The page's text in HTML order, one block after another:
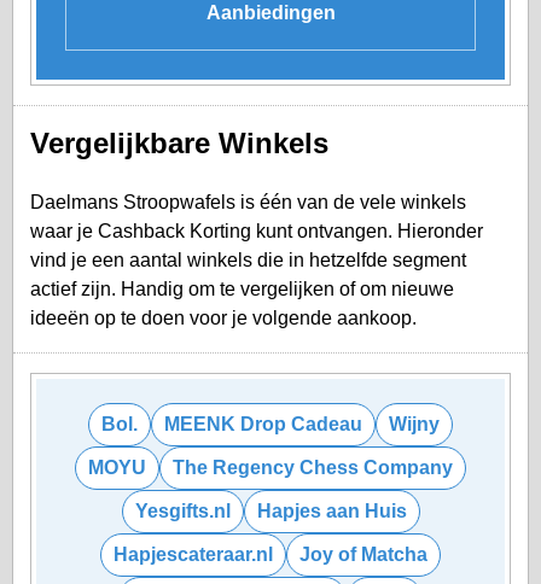
Aanbiedingen
Vergelijkbare Winkels
Daelmans Stroopwafels is één van de vele winkels
waar je Cashback Korting kunt ontvangen. Hieronder
vind je een aantal winkels die in hetzelfde segment
actief zijn. Handig om te vergelijken of om nieuwe
ideeën op te doen voor je volgende aankoop.
Bol. MEENK Drop Cadeau Wijny
MOYU The Regency Chess Company
Yesgifts.nl Hapjes aan Huis
Hapjescateraar.nl Joy of Matcha